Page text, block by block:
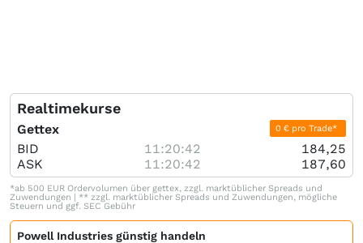
Realtimekurse
Gettex 0 € pro Trade*
BID 11:20:42
184,25
ASK
11:20:42 187,60
*ab 500 EUR Ordervolumen über gettex, zzgl. marktüblicher Spreads und
Zuwendungen | ** zzgl. marktüblicher Spreads und Zuwendungen, mögliche
Steuern und ggf. SEC Gebühr
Powell Industries günstig handeln